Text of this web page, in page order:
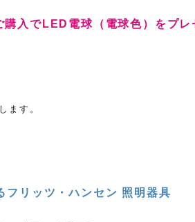
入でLED電球（電球色）をプレ
ます。
フリッツ・ハンセン 照明器具